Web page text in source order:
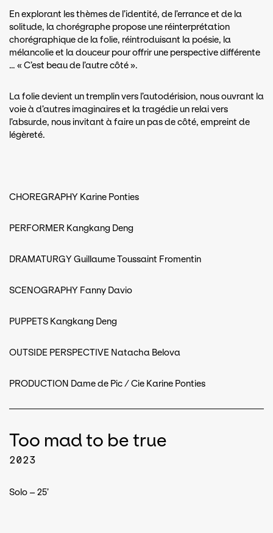
En explorant les thèmes de l’identité, de l’errance et de la
solitude, la chorégraphe propose une réinterprétation
chorégraphique de la folie, réintroduisant la poésie, la
mélancolie et la douceur pour offrir une perspective différente
… « C’est beau de l’autre côté ».
La folie devient un tremplin vers l’autodérision, nous ouvrant la
voie à d’autres imaginaires et la tragédie un relai vers
l’absurde, nous invitant à faire un pas de côté, empreint de
légèreté.
CHOREGRAPHY Karine Ponties
PERFORMER Kangkang Deng
DRAMATURGY Guillaume Toussaint Fromentin
SCENOGRAPHY Fanny Davio
PUPPETS Kangkang Deng
OUTSIDE PERSPECTIVE Natacha Belova
PRODUCTION Dame de Pic / Cie Karine Ponties
Too mad to be true
2023
Solo – 25’